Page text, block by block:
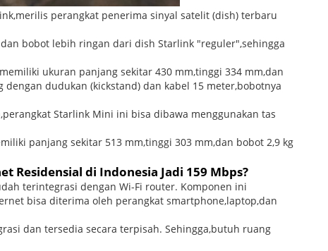
perangkat penerima sinyal satelit (dish) terbaru
bobot lebih ringan dari dish Starlink "reguler",sehingga
ukuran panjang sekitar 430 mm,tinggi 334 mm,dan
dudukan (kickstand) dan kabel 15 meter,bobotnya
Starlink Mini ini bisa dibawa menggunakan tas
panjang sekitar 513 mm,tinggi 303 mm,dan bobot 2,9 kg
Residensial di Indonesia Jadi 159 Mbps?
terintegrasi dengan Wi-Fi router. Komponen ini
bisa diterima oleh perangkat smartphone,laptop,dan
dan tersedia secara terpisah. Sehingga,butuh ruang